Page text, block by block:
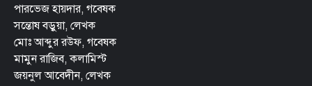
পারভেজ হায়দার, গবেষক
সন্তোষ বড়ুয়া, লেখক
মোঃ আব্দুর রউফ, গবেষক
মামুন রাজিব, কলামিস্ট
জয়নুল আবেদীন, লেখক